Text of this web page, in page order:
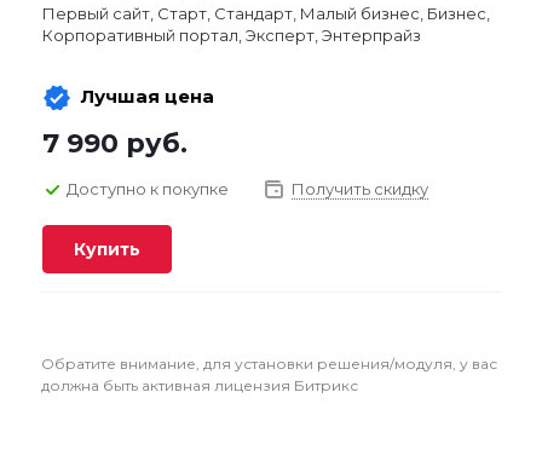
Первый сайт, Старт, Стандарт, Малый бизнес, Бизнес,
Корпоративный портал, Эксперт, Энтерпрайз
Лучшая цена
7 990 руб.
Доступно к покупке Получить скидку
Купить
Обратите внимание, для установки решения/модуля, у вас
должна быть активная лицензия Битрикс